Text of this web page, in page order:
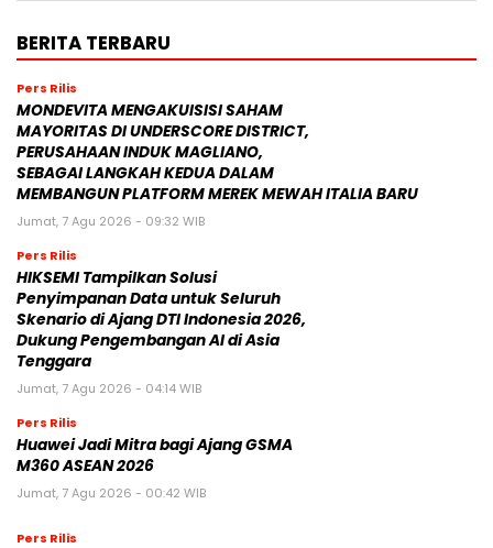
BERITA TERBARU
Pers Rilis
MONDEVITA MENGAKUISISI SAHAM
MAYORITAS DI UNDERSCORE DISTRICT,
PERUSAHAAN INDUK MAGLIANO,
SEBAGAI LANGKAH KEDUA DALAM
MEMBANGUN PLATFORM MEREK MEWAH ITALIA BARU
Jumat, 7 Agu 2026 - 09:32 WIB
Pers Rilis
HIKSEMI Tampilkan Solusi
Penyimpanan Data untuk Seluruh
Skenario di Ajang DTI Indonesia 2026,
Dukung Pengembangan AI di Asia
Tenggara
Jumat, 7 Agu 2026 - 04:14 WIB
Pers Rilis
Huawei Jadi Mitra bagi Ajang GSMA
M360 ASEAN 2026
Jumat, 7 Agu 2026 - 00:42 WIB
Pers Rilis